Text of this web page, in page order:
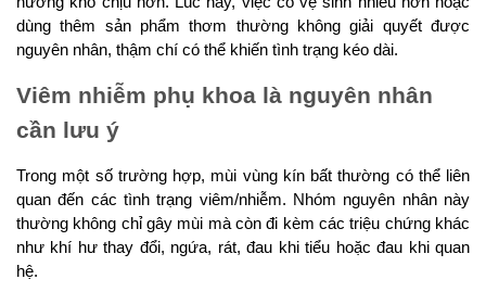
dùng thêm sản phẩm thơm thường không giải quyết được
nguyên nhân, thậm chí có thể khiến tình trạng kéo dài.
Viêm nhiễm phụ khoa là nguyên nhân
cần lưu ý
Trong một số trường hợp, mùi vùng kín bất thường có thể liên
quan đến các tình trạng viêm/nhiễm. Nhóm nguyên nhân này
thường không chỉ gây mùi mà còn đi kèm các triệu chứng khác
như khí hư thay đổi, ngứa, rát, đau khi tiểu hoặc đau khi quan
hệ.